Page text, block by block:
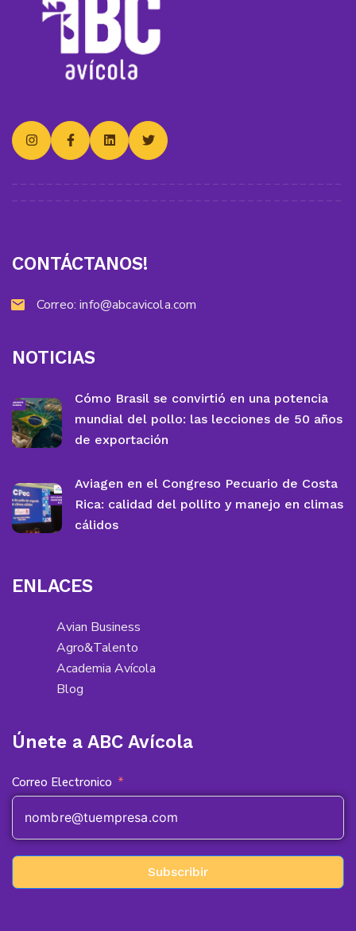
CONTÁCTANOS!
Correo:info@abcavicola.com
NOTICIAS
Cómo Brasil se convirtió en una potencia
mundial del pollo: las lecciones de 50 años
de exportación
Aviagen en el Congreso Pecuario de Costa
Rica: calidad del pollito y manejo en climas
cálidos
ENLACES
Avian Business
Agro&Talento
Academia Avícola
Blog
Únete a ABC Avícola
Correo Electronico
Subscribir